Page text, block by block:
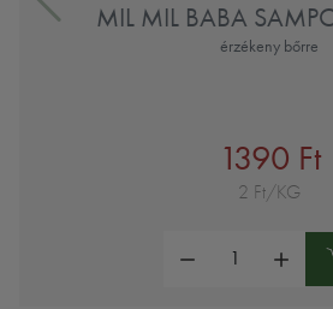
MIL MIL BABA
érzékeny bőrre
1390 Ft
2 Ft/KG